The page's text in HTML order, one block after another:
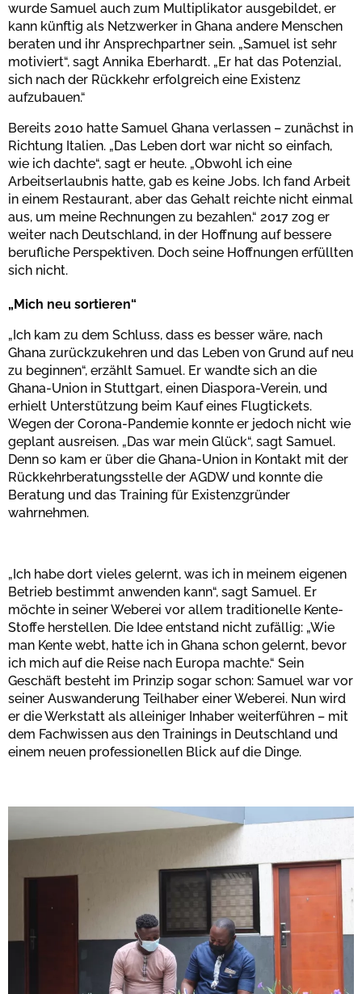
wurde Samuel auch zum Multiplikator ausgebildet, er
kann künftig als Netzwerker in Ghana andere Menschen
beraten und ihr Ansprechpartner sein. „Samuel ist sehr
motiviert“, sagt Annika Eberhardt. „Er hat das Potenzial,
sich nach der Rückkehr erfolgreich eine Existenz
aufzubauen.“
Bereits 2010 hatte Samuel Ghana verlassen – zunächst in
Richtung Italien. „Das Leben dort war nicht so einfach,
wie ich dachte“, sagt er heute. „Obwohl ich eine
Arbeitserlaubnis hatte, gab es keine Jobs. Ich fand Arbeit
in einem Restaurant, aber das Gehalt reichte nicht einmal
aus, um meine Rechnungen zu bezahlen.“ 2017 zog er
weiter nach Deutschland, in der Hoffnung auf bessere
berufliche Perspektiven. Doch seine Hoffnungen erfüllten
sich nicht.
„Mich neu sortieren“
„Ich kam zu dem Schluss, dass es besser wäre, nach
Ghana zurückzukehren und das Leben von Grund auf neu
zu beginnen“, erzählt Samuel. Er wandte sich an die
Ghana-Union in Stuttgart, einen Diaspora-Verein, und
erhielt Unterstützung beim Kauf eines Flugtickets.
Wegen der Corona-Pandemie konnte er jedoch nicht wie
geplant ausreisen. „Das war mein Glück“, sagt Samuel.
Denn so kam er über die Ghana-Union in Kontakt mit der
Rückkehrberatungsstelle der AGDW und konnte die
Beratung und das Training für Existenzgründer
wahrnehmen.
„Ich habe dort vieles gelernt, was ich in meinem eigenen
Betrieb bestimmt anwenden kann“, sagt Samuel. Er
möchte in seiner Weberei vor allem traditionelle Kente-
Stoffe herstellen. Die Idee entstand nicht zufällig: „Wie
man Kente webt, hatte ich in Ghana schon gelernt, bevor
ich mich auf die Reise nach Europa machte.“ Sein
Geschäft besteht im Prinzip sogar schon: Samuel war vor
seiner Auswanderung Teilhaber einer Weberei. Nun wird
er die Werkstatt als alleiniger Inhaber weiterführen – mit
dem Fachwissen aus den Trainings in Deutschland und
einem neuen professionellen Blick auf die Dinge.